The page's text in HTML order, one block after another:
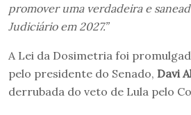
promover uma verdadeira e
Judiciário em 2027.”
A Lei da Dosimetria foi
pelo presidente do Senado, Davi
derrubada do veto de Lula pelo